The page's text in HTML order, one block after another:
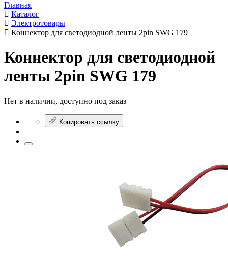
Главная
Каталог
Электротовары
Коннектор для светодиодной ленты 2pin SWG 179
Коннектор для светодиодной
ленты 2pin SWG 179
Нет в наличии, доступно под заказ
Копировать ссылку